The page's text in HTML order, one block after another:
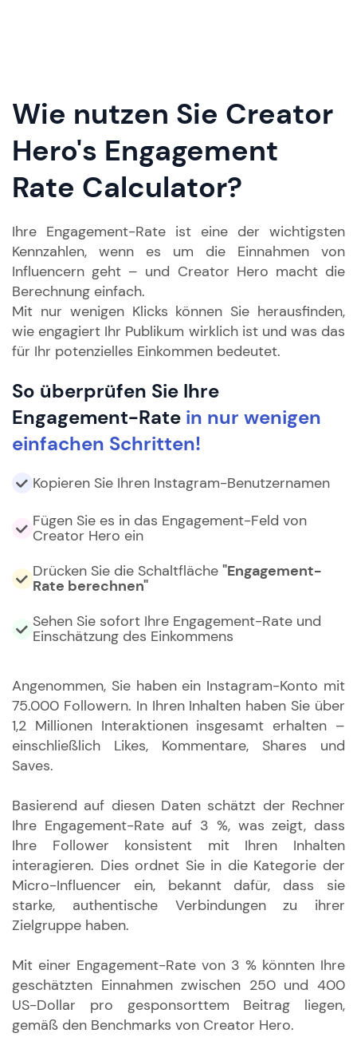
Wie nutzen Sie Creator
Hero's Engagement
Rate Calculator?
Ihre Engagement-Rate ist eine der wichtigsten
Kennzahlen, wenn es um die Einnahmen von
Influencern geht – und Creator Hero macht die
Berechnung einfach.
Mit nur wenigen Klicks können Sie herausfinden,
wie engagiert Ihr Publikum wirklich ist und was das
für Ihr potenzielles Einkommen bedeutet.
So überprüfen Sie Ihre
Engagement-Rate in nur wenigen
einfachen Schritten!
Kopieren Sie Ihren Instagram-Benutzernamen
Fügen Sie es in das Engagement-Feld von
Creator Hero ein
Drücken Sie die Schaltfläche "Engagement-
Rate berechnen"
Sehen Sie sofort Ihre Engagement-Rate und
Einschätzung des Einkommens
Angenommen, Sie haben ein Instagram-Konto mit
75.000 Followern. In Ihren Inhalten haben Sie über
1,2 Millionen Interaktionen insgesamt erhalten –
einschließlich Likes, Kommentare, Shares und
Saves.
Basierend auf diesen Daten schätzt der Rechner
Ihre Engagement-Rate auf 3 %, was zeigt, dass
Ihre Follower konsistent mit Ihren Inhalten
interagieren. Dies ordnet Sie in die Kategorie der
Micro-Influencer ein, bekannt dafür, dass sie
starke, authentische Verbindungen zu ihrer
Zielgruppe haben.
Mit einer Engagement-Rate von 3 % könnten Ihre
geschätzten Einnahmen zwischen 250 und 400
US-Dollar pro gesponsorttem Beitrag liegen,
gemäß den Benchmarks von Creator Hero.